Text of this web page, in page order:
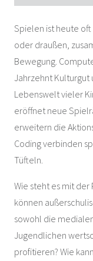
Spielen ist heute
oder draußen,
Bewegung.
Jahrzehnt
Lebenswelt vieler
eröffnet neue
erweitern die
Coding verbinden
Tüfteln.
Wie steht es mit der
können
sowohl die
Jugendlichen
profitieren? Wie